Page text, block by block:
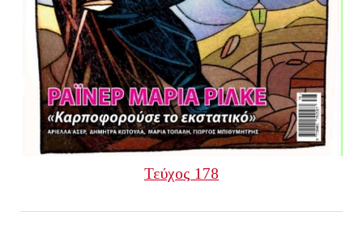
Τεύχος 178